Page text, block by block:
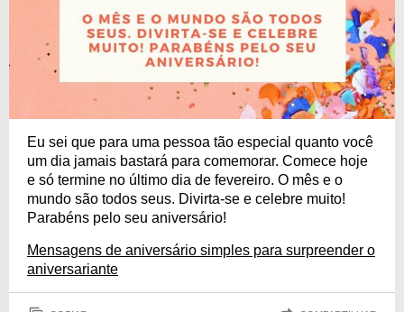
Eu sei que para uma pessoa tão especial quanto você
um dia jamais bastará para comemorar. Comece hoje
e só termine no último dia de fevereiro. O mês e o
mundo são todos seus. Divirta-se e celebre muito!
Parabéns pelo seu aniversário!
Mensagens de aniversário simples para surpreender o
aniversariante